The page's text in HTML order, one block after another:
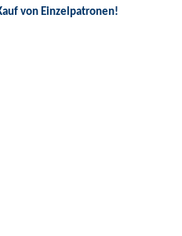
von Einzelpatronen!